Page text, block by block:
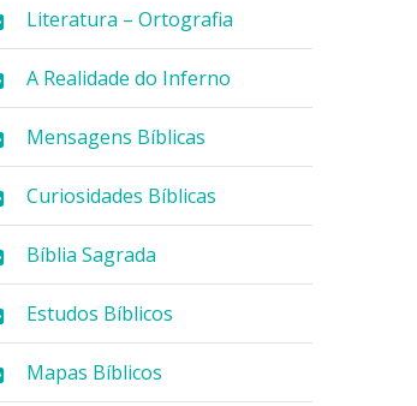
Literatura – Ortografia
A Realidade do Inferno
Mensagens Bíblicas
Curiosidades Bíblicas
Bíblia Sagrada
Estudos Bíblicos
Mapas Bíblicos